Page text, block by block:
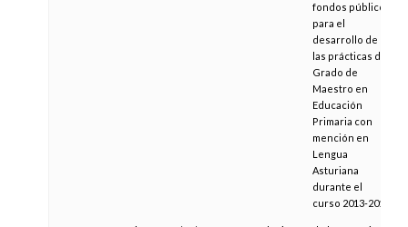
fondos públicos
para el
desarrollo de
las prácticas de
Grado de
Maestro en
Educación
Primaria con
mención en
Lengua
Asturiana
durante el
curso 2013-2014